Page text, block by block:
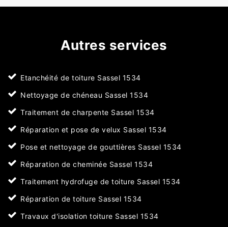
Autres services
Etanchéité de toiture Sassel 1534
Nettoyage de chéneau Sassel 1534
Traitement de charpente Sassel 1534
Réparation et pose de velux Sassel 1534
Pose et nettoyage de gouttières Sassel 1534
Réparation de cheminée Sassel 1534
Traitement hydrofuge de toiture Sassel 1534
Réparation de toiture Sassel 1534
Travaux d'isolation toiture Sassel 1534